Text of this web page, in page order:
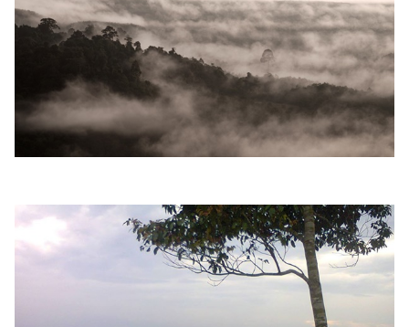
Music
Station
ละคร
บันเทิง
ไตล์
ดูด